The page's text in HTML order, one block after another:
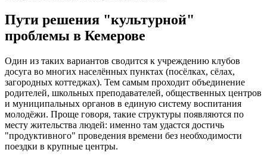
Пути решения "культурной"
проблемы в Кемерове
Один из таких вариантов сводится к учреждению клубов
досуга во многих населённых пунктах (посёлках, сёлах,
загородных коттеджах). Тем самым проходит объединение
родителей, школьных преподавателей, общественных центров
и муниципальных органов в единую систему воспитания
молодёжи. Проще говоря, такие структуры появляются по
месту жительства людей: именно там удастся достичь
"продуктивного" проведения времени без необходимости
поездки в крупные центры.